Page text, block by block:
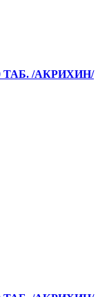
ТАБ. /АКРИХИН/